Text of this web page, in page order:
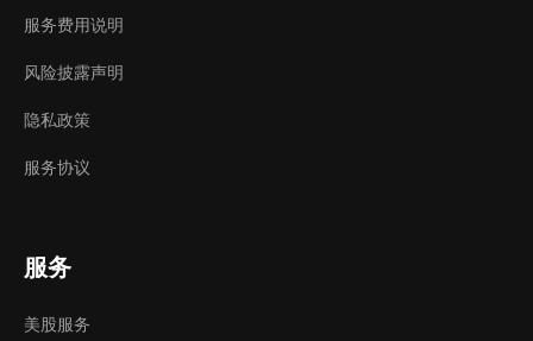
适合自己的，就是最好的起点
你只是想找个方式让钱不贬值、顺便学点理财知识，
股票。总之，量力而行、循序渐进，不要被市场情绪
左右。
发布时间：
服务费用说明
风险披露声明
隐私政策
服务协议
服务
美股服务